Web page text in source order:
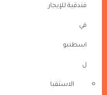
فندقية للإيجار
في
اسطنبو
ل
الاستقبا